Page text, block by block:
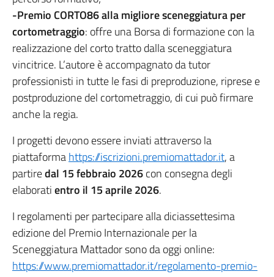
-Premio CORTO86 alla migliore sceneggiatura per
cortometraggio: offre una Borsa di formazione con la
realizzazione del corto tratto dalla sceneggiatura
vincitrice. L’autore è accompagnato da tutor
professionisti in tutte le fasi di preproduzione, riprese e
postproduzione del cortometraggio, di cui può firmare
anche la regia.
I progetti devono essere inviati attraverso la
piattaformahttps://iscrizioni.premiomattador.it, a
partiredal 15 febbraio 2026con consegna degli
elaboratientro il 15 aprile 2026.
I regolamenti per partecipare alla diciassettesima
edizione del Premio Internazionale per la
Sceneggiatura Mattador sono da oggi online:
https://www.premiomattador.it/regolamento-premio-